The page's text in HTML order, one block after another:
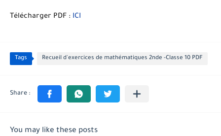
Télécharger PDF : ICI
Tags Recueil d'exercices de mathématiques 2nde -Classe 10 PDF
You may like these posts